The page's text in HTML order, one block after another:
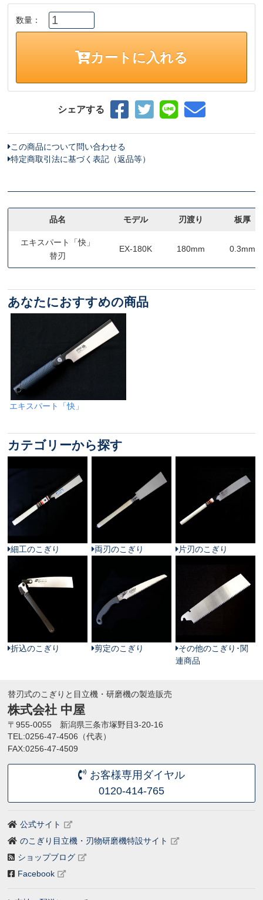
数量：
カートに入れる
シェアする
この商品について問い合わせる
特定商取引法に基づく表記（返品等）
品名 モデル 刃渡り 板厚
エキスパート「快」
替刃
EX-180K 180mm 0.3mm
あなたにおすすめの商品
エキスパート「快」
カテゴリーから探す
細工のこぎり 両刃のこぎり 片刃のこぎり
折込のこぎり 剪定のこぎり
その他のこぎり･関
連商品
替刃式のこぎりと目立機・研磨機の製造販売
株式会社 中屋
〒955-0055 新潟県三条市塚野目3-20-16
TEL:0256-47-4506（代表）
FAX:0256-47-4509
お客様専用ダイヤル
0120-414-765
公式サイト
のこぎり目立機・刃物研磨機特設サイト
ショップブログ
Facebook